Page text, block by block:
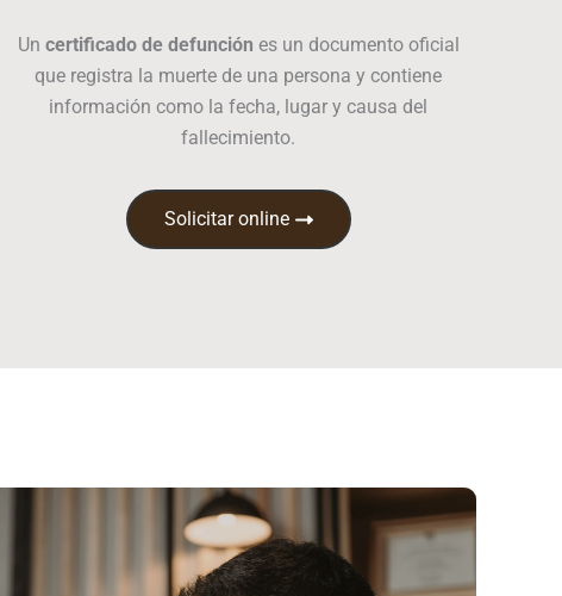
Un certificado de defunción es un documento oficial
que registra la muerte de una persona y contiene
información como la fecha, lugar y causa del
fallecimiento.
Solicitar online